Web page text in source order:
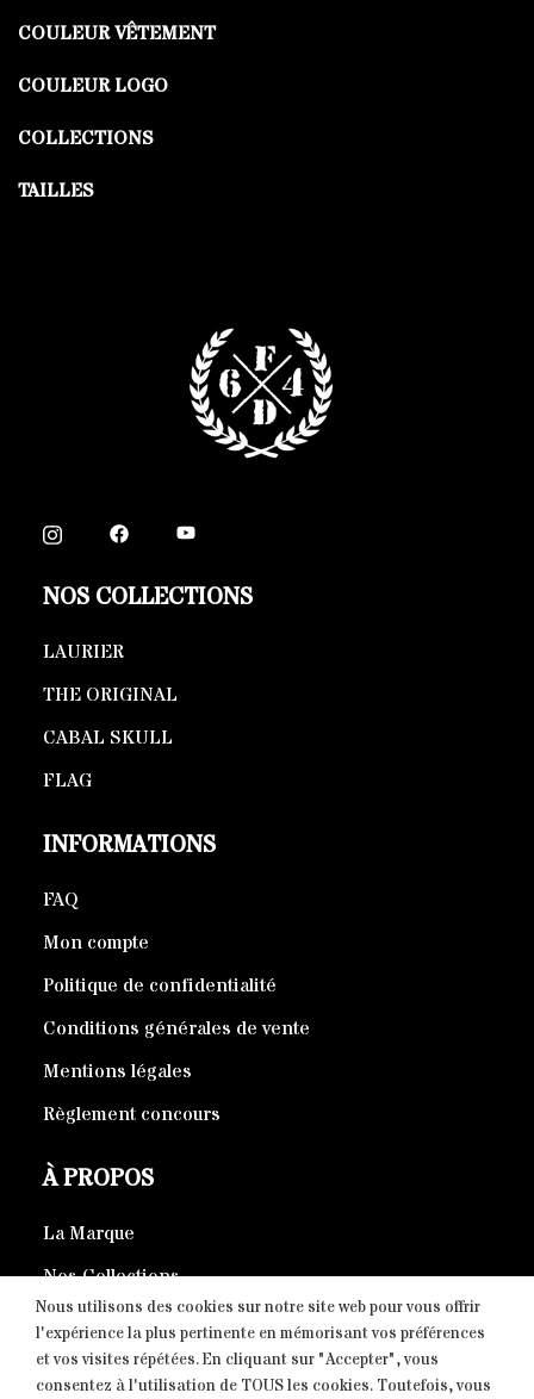
COULEUR VÊTEMENT
COULEUR LOGO
COLLECTIONS
TAILLES
NOS COLLECTIONS
LAURIER
THE ORIGINAL
CABAL SKULL
FLAG
INFORMATIONS
FAQ
Mon compte
Politique de confidentialité
Conditions générales de vente
Mentions légales
Règlement concours
À PROPOS
La Marque
Nos Collections
Produits éco-responsables
Nous utilisons des cookies sur notre site web pour vous offrir
l'expérience la plus pertinente en mémorisant vos préférences
et vos visites répétées. En cliquant sur "Accepter", vous
consentez à l'utilisation de TOUS les cookies. Toutefois, vous